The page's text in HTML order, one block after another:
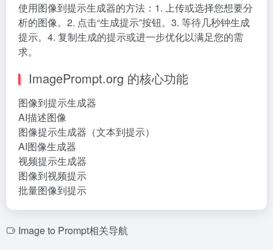
使用图像到提示生成器的方法：1. 上传或选择您想要分
析的图像。2. 点击“生成提示”按钮。3. 等待几秒钟生成
提示。4. 复制生成的提示或进一步优化以满足您的需
求。
ImagePrompt.org 的核心功能
图像到提示生成器
AI描述图像
图像提示生成器（文本到提示）
AI图像生成器
视频提示生成器
图像到视频提示
批量图像到提示
Image to Prompt相关导航